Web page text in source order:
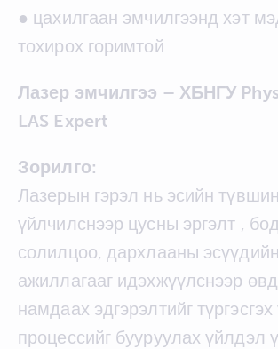
● цахилгаан эмчилгээнд хэт
тохирох горимтой
Лазер эмчилгээ – ХБНГУ
LAS Expert
Зорилго:
Лазерын гэрэл нь эсийн
үйлчилснээр цусны эргэлт ,
солилцоо, дархлааны
ажиллагааг идэхжүүлснээр
намдаах эдгэрэлтийг
процессийг бууруулах үйлдэл